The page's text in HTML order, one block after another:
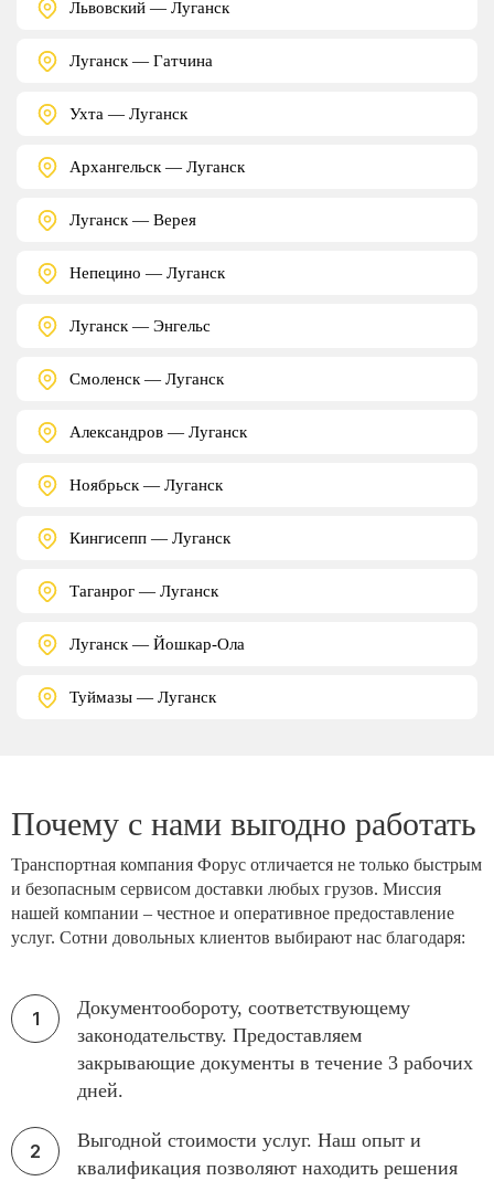
Львовский — Луганск
Луганск — Гатчина
Ухта — Луганск
Архангельск — Луганск
Луганск — Верея
Непецино — Луганск
Луганск — Энгельс
Смоленск — Луганск
Александров — Луганск
Ноябрьск — Луганск
Кингисепп — Луганск
Таганрог — Луганск
Луганск — Йошкар-Ола
Туймазы — Луганск
Почему с нами выгодно работать
Транспортная компания Форус отличается не только быстрым
и безопасным сервисом доставки любых грузов. Миссия
нашей компании – честное и оперативное предоставление
услуг. Сотни довольных клиентов выбирают нас благодаря:
Документообороту, соответствующему
законодательству. Предоставляем
закрывающие документы в течение 3 рабочих
дней.
Выгодной стоимости услуг. Наш опыт и
квалификация позволяют находить решения